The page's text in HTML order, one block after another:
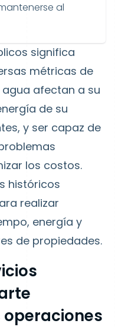
al
significa
métricas de
afectan a su
de su
y ser capaz de
los costos.
históricos
realizar
energía y
de propiedades.